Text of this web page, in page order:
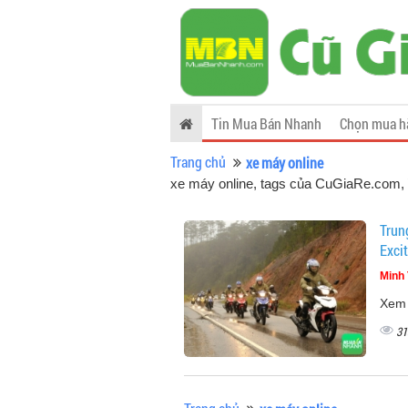
Tin Mua Bán Nhanh
Chọn mua
Trang chủ
xe máy online
xe máy online, tags của CuGiaRe.com,
Minh